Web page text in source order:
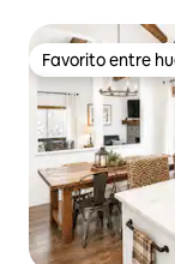
Favorito entre
Favorito entre